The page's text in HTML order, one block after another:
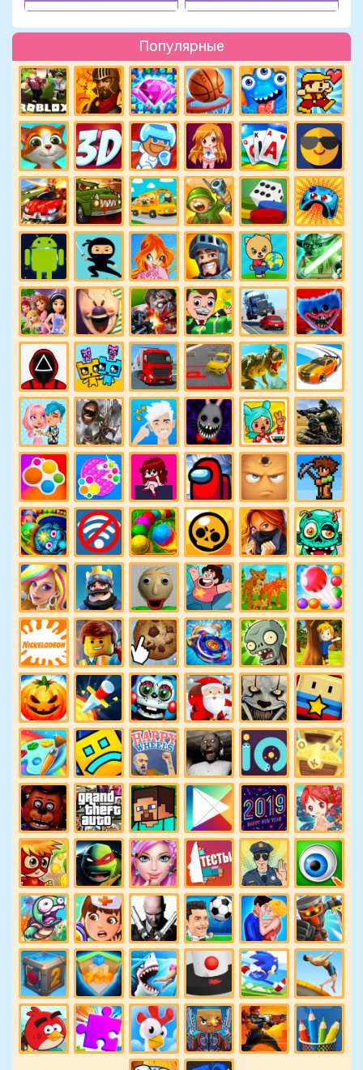
Популярные